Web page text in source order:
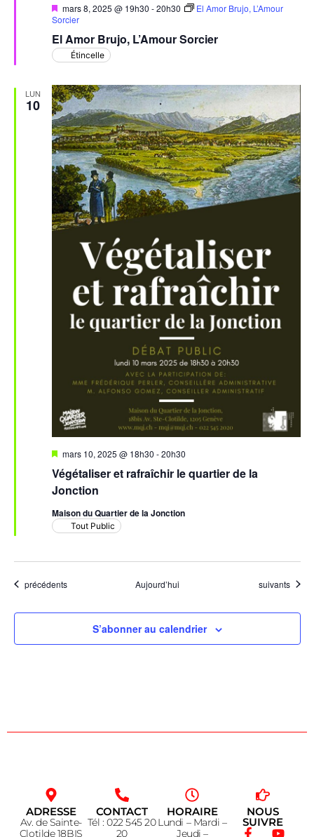
El Amor Brujo, L’Amour Sorcier
Mis
en
mars 8, 2025 @ 19h30 -20h30
El Amor Brujo, L’Amour
Sorcier
Étincelle
LUN
10
Végétaliser et rafraîchir le quartier de la
Jonction
Mis
avant
mars 10, 2025 @ 18h30 -20h30
Maison du Quartier de la Jonction
Tout Public
Évènements
précédents Aujourd’hui Évènements
suivants
S’abonner au calendrier
ADRESSE
Av. de Sainte-
Clotilde 18BIS
CONTACT
Tél : 022 545 20
20
HORAIRE
Lundi – Mardi –
Jeudi –
NOUS
SUIVRE